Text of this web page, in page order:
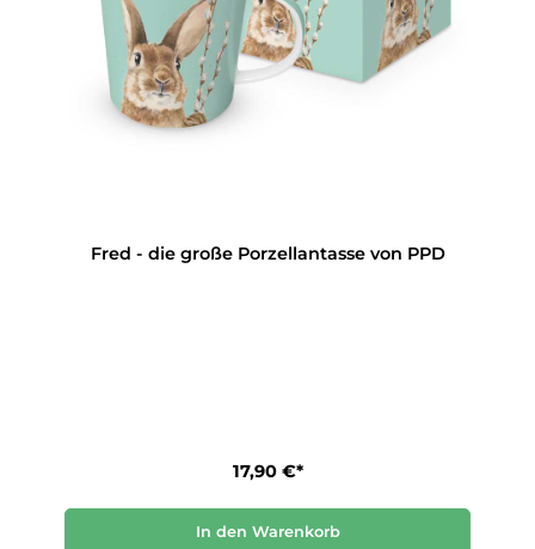
Fred - die große Porzellantasse von PPD
17,90 €*
In den Warenkorb